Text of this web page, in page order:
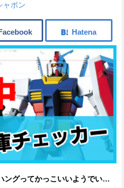
ャポン
いいようでいて実は全然かっこよくないのでは？